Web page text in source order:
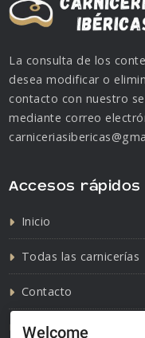
La consulta de los
desea modificar o
contacto con nuestro
mediante correo
Accesos rápidos
Inicio
Todas las carnicerías
Contacto
Política de cookies
Welcome